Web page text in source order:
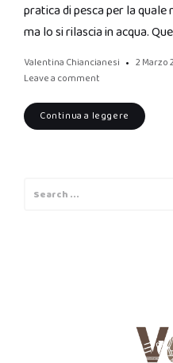
pratica di pesca per la quale
ma lo si rilascia in acqua.
Valentina Chiancianesi 2 Marzo
Leave a comment
Continua a leggere
for: